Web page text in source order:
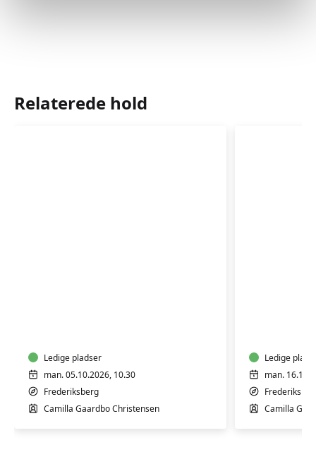
Relaterede hold
børnLedige pladser
man. 05.10.2026, 10.30
Frederiksberg
Camilla Gaardbo Christensen
børn
Ledige
man.
Camilla